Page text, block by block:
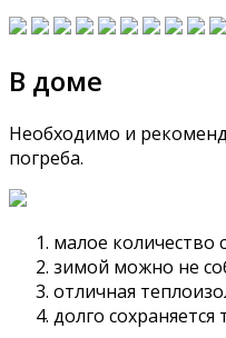
В доме
Необходимо и
погреба.
малое количество
зимой можно не
отличная
долго сохраняется